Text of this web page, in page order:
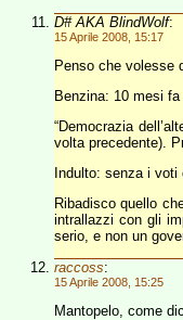
D# AKA BlindWolf:
15 Aprile 2008, 15:17
Penso che volesse
Benzina: 10 mesi
“Democrazia
volta precedente).
Indulto: senza i
Ribadisco quello
intrallazzi con gli
serio, e non un
raccoss:
15 Aprile 2008, 15:25
Mantopelo, come